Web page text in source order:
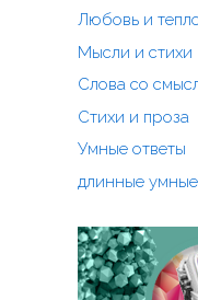
Любовь и
Мысли и стихи
Слова со
Стихи и проза
Умные ответы
длинные